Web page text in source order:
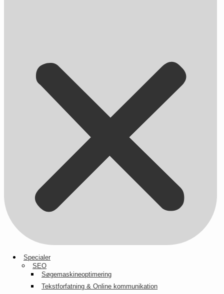
Specialer
SEO
Søgemaskineoptimering
Tekstforfatning & Online kommunikation